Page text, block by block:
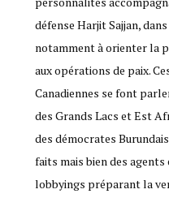
défense ​Harjit Sajjan,
notamment à orienter la
aux opérations de paix.
Canadiennes se font
des Grands Lacs et Est
des démocrates
faits mais bien des
lobbyings préparant la